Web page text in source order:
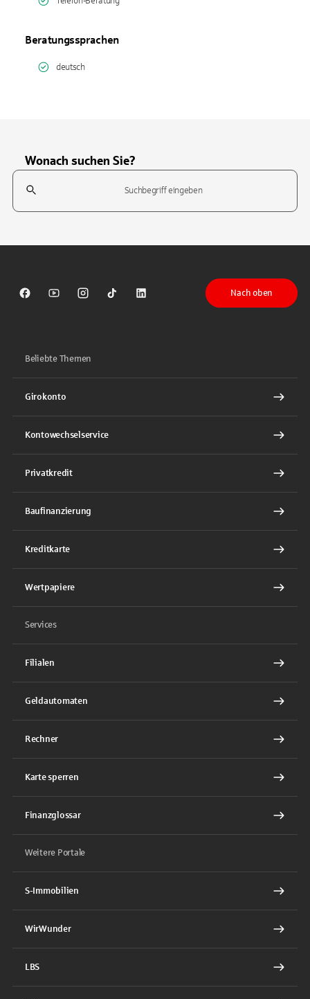
Beratungssprachen
deutsch
Wonach suchen Sie?
Suchfeld
Sparkasse auf Facebook
Sparkasse auf Youtube
Sparkasse auf Instagram
Sparkasse auf TikTok
Sparkasse auf LinkedIn
Nach oben
Beliebte Themen
Girokonto
Kontowechselservice
Privatkredit
Baufinanzierung
Kreditkarte
Wertpapiere
Services
Filialen
Geldautomaten
Rechner
Karte sperren
Finanzglossar
Weitere Portale
S-Immobilien
WirWunder
LBS